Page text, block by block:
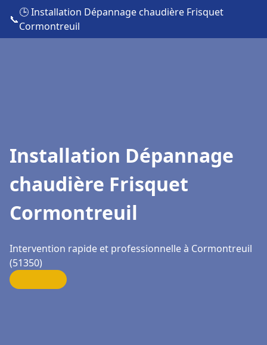
📞
🕒 Installation Dépannage chaudière Frisquet
Cormontreuil
Installation Dépannage
chaudière Frisquet
Cormontreuil
Intervention rapide et professionnelle à Cormontreuil
(51350)